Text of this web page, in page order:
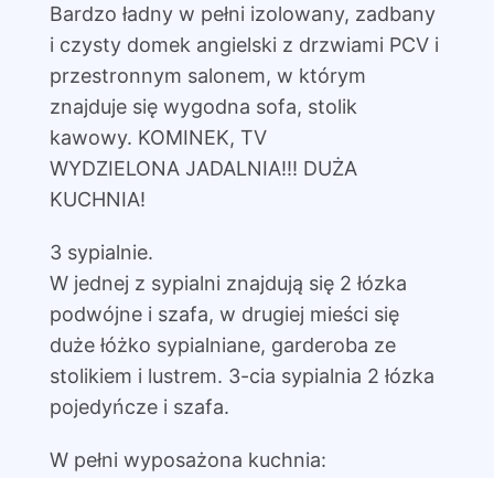
Bardzo ładny w pełni izolowany, zadbany
i czysty domek angielski z drzwiami PCV i
przestronnym salonem, w którym
znajduje się wygodna sofa, stolik
kawowy. KOMINEK, TV
WYDZIELONA JADALNIA!!! DUŻA
KUCHNIA!
3 sypialnie.
W jednej z sypialni znajdują się 2 łózka
podwójne i szafa, w drugiej mieści się
duże łóżko sypialniane, garderoba ze
stolikiem i lustrem. 3-cia sypialnia 2 łózka
pojedyńcze i szafa.
W pełni wyposażona kuchnia: